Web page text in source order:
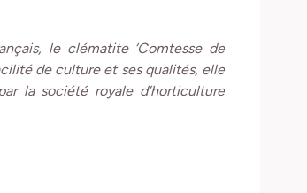
le clématite ‘Comtesse de
de culture et ses qualités, elle
la société royale d’horticulture